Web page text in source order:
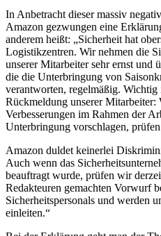
In Anbetracht dieser massiv
Amazon gezwungen eine
anderem heißt: „Sicherheit hat
Logistikzentren. Wir nehmen die
unserer Mitarbeiter sehr ernst und
die die Unterbringung von
verantworten, regelmäßig. Wichtig
Rückmeldung unserer Mitarbeiter:
Verbesserungen im Rahmen der
Unterbringung vorschlagen,
Amazon duldet keinerlei
Auch wenn das
beauftragt wurde, prüfen wir
Redakteuren gemachten Vorwurf
Sicherheitspersonals und werden
einleiten.“